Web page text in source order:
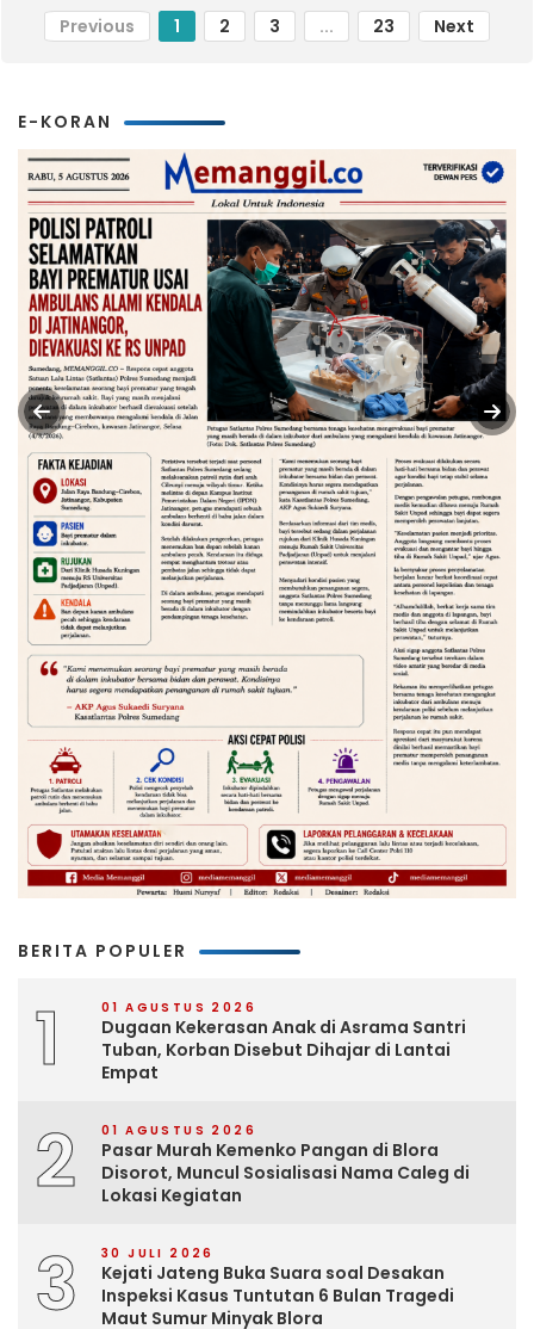
Previous 1 2 3 ... 23 Next
E-KORAN
BERITA POPULER
1 01 AGUSTUS 2026
Dugaan Kekerasan Anak di Asrama Santri
Tuban, Korban Disebut Dihajar di Lantai
Empat
2 01 AGUSTUS 2026
Pasar Murah Kemenko Pangan di Blora
Disorot, Muncul Sosialisasi Nama Caleg di
Lokasi Kegiatan
3 30 JULI 2026
Kejati Jateng Buka Suara soal Desakan
Inspeksi Kasus Tuntutan 6 Bulan Tragedi
Maut Sumur Minyak Blora